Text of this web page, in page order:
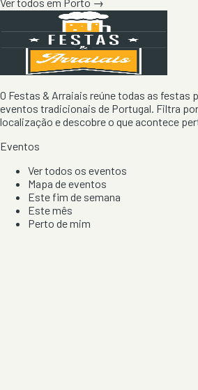
Ver todos em Porto →
O Festas & Arraiais reúne todas as festas
eventos tradicionais de Portugal. Filtra
localização e descobre o que acontece
Eventos
Ver todos os eventos
Mapa de eventos
Este fim de semana
Este mês
Perto de mim